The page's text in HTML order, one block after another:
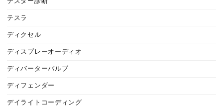
テスラ
ディクセル
ディスプレーオーディオ
ディバーターバルブ
ディフェンダー
デイライトコーディング